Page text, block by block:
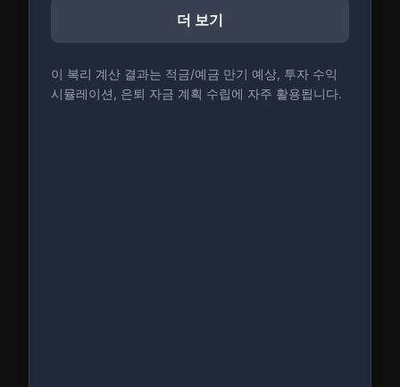
더 보기
이 복리 계산 결과는 적금/예금 만기 예상, 투자 수익
시뮬레이션, 은퇴 자금 계획 수립에 자주 활용됩니다.